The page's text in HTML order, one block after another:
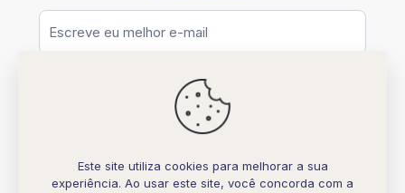
© [2026] UNIFATELOS - CNPJ 37.117.877.0001-77
Este site utiliza cookies para melhorar a sua
experiência. Ao usar este site, você concorda com a